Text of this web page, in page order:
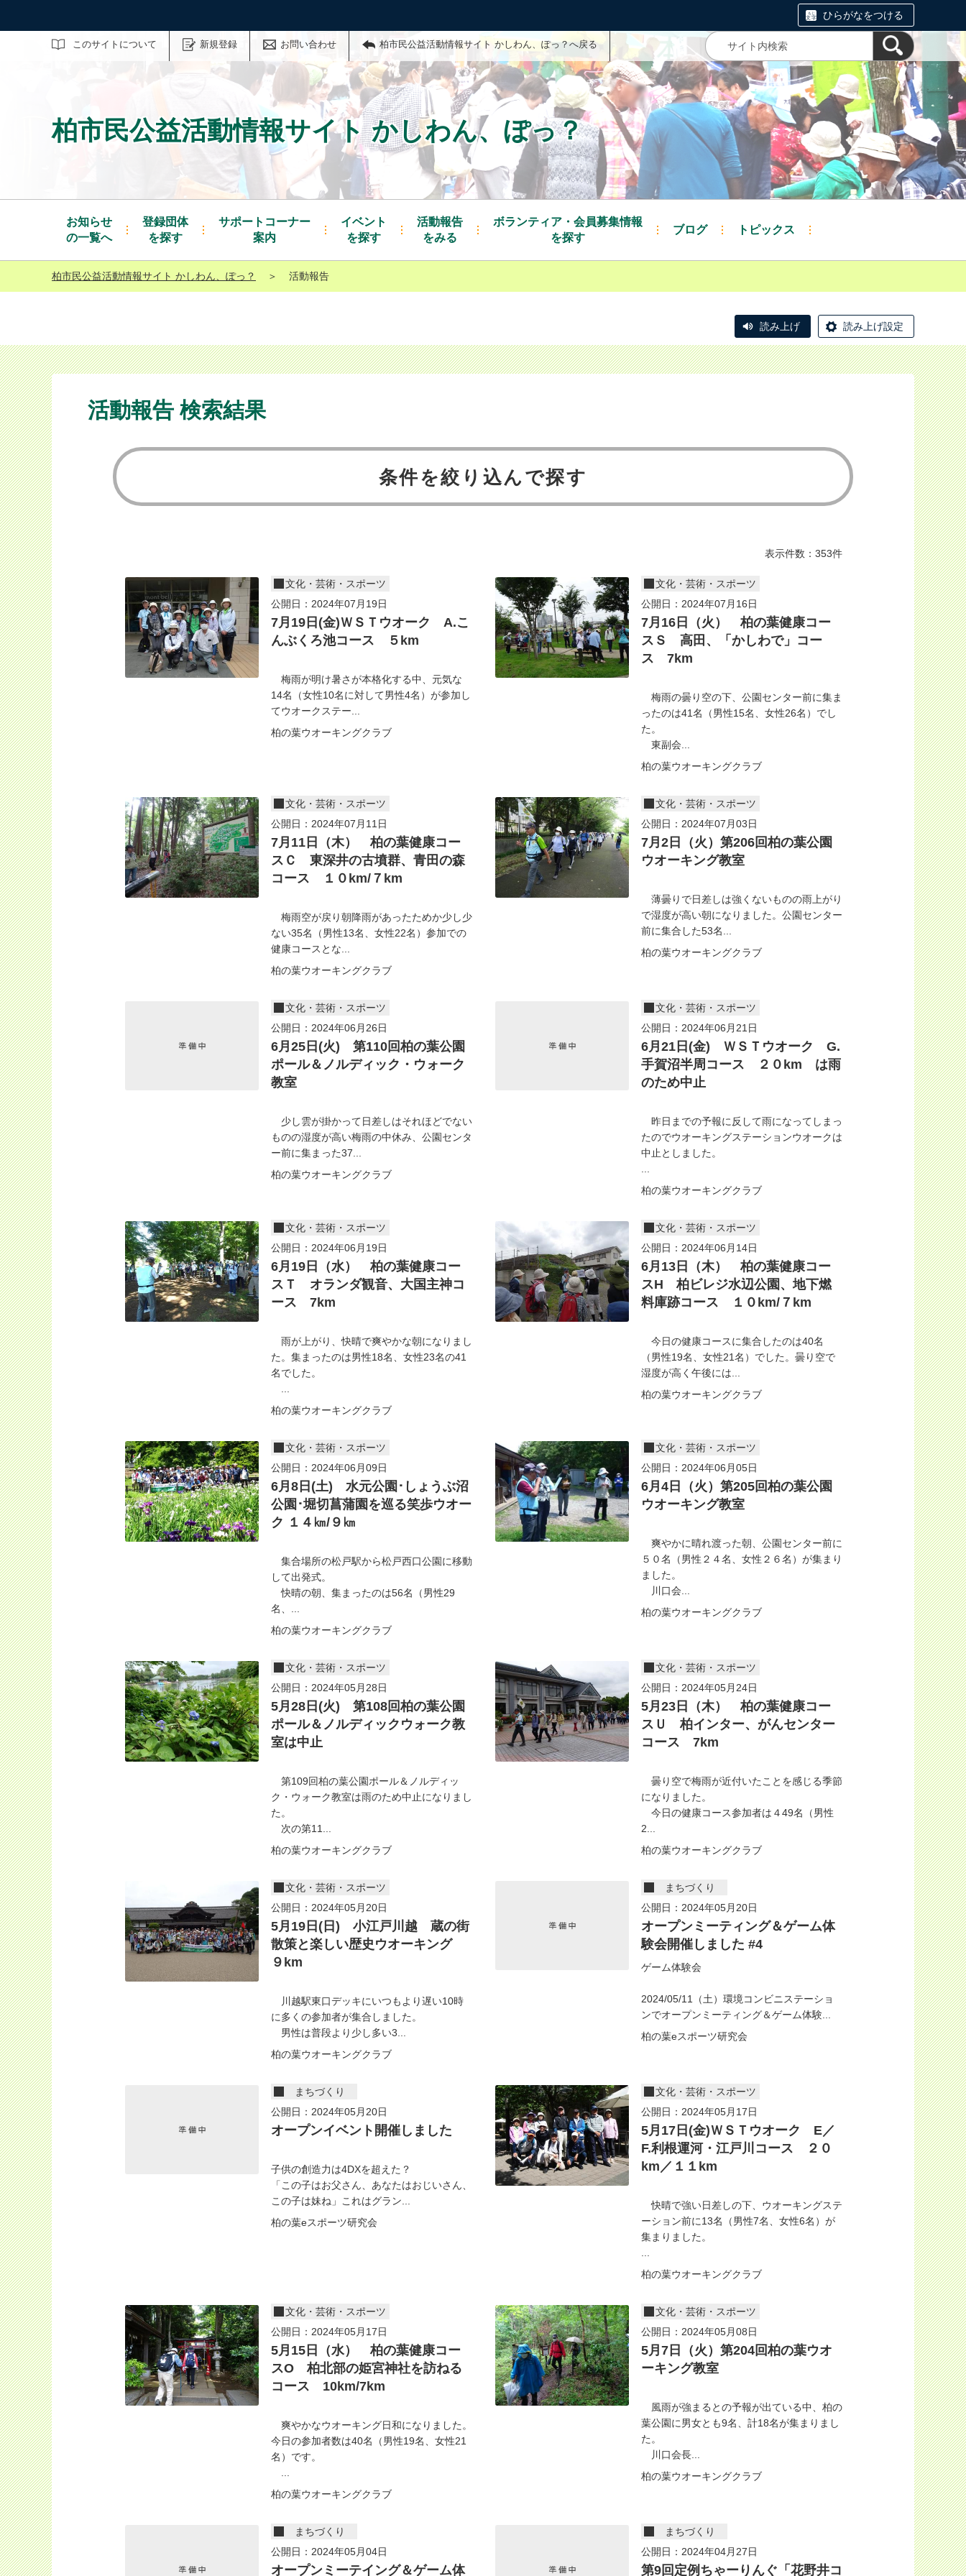
ひらがなをつける
このサイトについて 新規登録 お問い合わせ 柏市民公益活動情報サイト かしわん、ぽっ？へ戻る
サイト内検索
柏市民公益活動情報サイト かしわん、ぽっ？
お知らせ
の一覧へ
登録団体
を探す
サポートコーナー
案内
イベント
を探す
活動報告
をみる
ボランティア・会員募集情報
を探す
ブログ トピックス
柏市民公益活動情報サイト かしわん、ぽっ？ ＞ 活動報告
読み上げ 読み上げ設定
活動報告 検索結果
条件を絞り込んで探す
表示件数：353件
文化・芸術・スポーツ
公開日：2024年07月19日
7月19日(金)ＷＳＴウオーク A.こ
んぶくろ池コース ５km
梅雨が明け暑さが本格化する中、元気な
14名（女性10名に対して男性4名）が参加し
てウオークステー...
柏の葉ウオーキングクラブ
文化・芸術・スポーツ
公開日：2024年07月16日
7月16日（火） 柏の葉健康コー
スＳ 高田、「かしわで」コー
ス 7km
梅雨の曇り空の下、公園センター前に集ま
ったのは41名（男性15名、女性26名）でし
た。
東副会...
柏の葉ウオーキングクラブ
文化・芸術・スポーツ
公開日：2024年07月11日
7月11日（木） 柏の葉健康コー
スＣ 東深井の古墳群、青田の森
コース １０km/７km
梅雨空が戻り朝降雨があったためか少し少
ない35名（男性13名、女性22名）参加での
健康コースとな...
柏の葉ウオーキングクラブ
文化・芸術・スポーツ
公開日：2024年07月03日
7月2日（火）第206回柏の葉公園
ウオーキング教室
薄曇りで日差しは強くないものの雨上がり
で湿度が高い朝になりました。公園センター
前に集合した53名...
柏の葉ウオーキングクラブ
文化・芸術・スポーツ
公開日：2024年06月26日
6月25日(火) 第110回柏の葉公園
ポール＆ノルディック・ウォーク
教室
少し雲が掛かって日差しはそれほどでない
ものの湿度が高い梅雨の中休み、公園センタ
ー前に集まった37...
柏の葉ウオーキングクラブ
文化・芸術・スポーツ
公開日：2024年06月21日
6月21日(金) ＷＳＴウオーク G.
手賀沼半周コース ２０km は雨
のため中止
昨日までの予報に反して雨になってしまっ
たのでウオーキングステーションウオークは
中止としました。
柏の葉ウオーキングクラブ
文化・芸術・スポーツ
公開日：2024年06月19日
6月19日（水） 柏の葉健康コー
スＴ オランダ観音、大国主神コ
ース 7km
雨が上がり、快晴で爽やかな朝になりまし
た。集まったのは男性18名、女性23名の41
名でした。
柏の葉ウオーキングクラブ
文化・芸術・スポーツ
公開日：2024年06月14日
6月13日（木） 柏の葉健康コー
スH 柏ビレジ水辺公園、地下燃
料庫跡コース １０km/７km
今日の健康コースに集合したのは40名
（男性19名、女性21名）でした。曇り空で
湿度が高く午後には...
柏の葉ウオーキングクラブ
文化・芸術・スポーツ
公開日：2024年06月09日
6月8日(土) 水元公園･しょうぶ沼
公園･堀切菖蒲園を巡る笑歩ウオー
ク １４㎞/９㎞
集合場所の松戸駅から松戸西口公園に移動
して出発式。
快晴の朝、集まったのは56名（男性29
名、...
柏の葉ウオーキングクラブ
文化・芸術・スポーツ
公開日：2024年06月05日
6月4日（火）第205回柏の葉公園
ウオーキング教室
爽やかに晴れ渡った朝、公園センター前に
５０名（男性２４名、女性２６名）が集まり
ました。
川口会...
柏の葉ウオーキングクラブ
文化・芸術・スポーツ
公開日：2024年05月28日
5月28日(火) 第108回柏の葉公園
ポール＆ノルディックウォーク教
室は中止
第109回柏の葉公園ポール＆ノルディッ
ク・ウォーク教室は雨のため中止になりまし
た。
次の第11...
柏の葉ウオーキングクラブ
文化・芸術・スポーツ
公開日：2024年05月24日
5月23日（木） 柏の葉健康コー
スＵ 柏インター、がんセンター
コース 7km
曇り空で梅雨が近付いたことを感じる季節
になりました。
今日の健康コース参加者は４49名（男性
2...
柏の葉ウオーキングクラブ
文化・芸術・スポーツ
公開日：2024年05月20日
5月19日(日) 小江戸川越 蔵の街
散策と楽しい歴史ウオーキング
９km
川越駅東口デッキにいつもより遅い10時
に多くの参加者が集合しました。
男性は普段より少し多い3...
柏の葉ウオーキングクラブ
まちづくり
公開日：2024年05月20日
オープンミーティング＆ゲーム体
験会開催しました #4
ゲーム体験会
2024/05/11（土）環境コンビニステーショ
ンでオープンミーティング＆ゲーム体験...
柏の葉eスポーツ研究会
まちづくり
公開日：2024年05月20日
オープンイベント開催しました
子供の創造力は4DXを超えた？
「この子はお父さん、あなたはおじいさん、
この子は妹ね」これはグラン...
柏の葉eスポーツ研究会
文化・芸術・スポーツ
公開日：2024年05月17日
5月17日(金)ＷＳＴウオーク E／
F.利根運河・江戸川コース ２０
km／１１km
快晴で強い日差しの下、ウオーキングステ
ーション前に13名（男性7名、女性6名）が
集まりました。
柏の葉ウオーキングクラブ
文化・芸術・スポーツ
公開日：2024年05月17日
5月15日（水） 柏の葉健康コー
スO 柏北部の姫宮神社を訪ねる
コース 10km/7km
爽やかなウオーキング日和になりました。
今日の参加者数は40名（男性19名、女性21
名）です。
柏の葉ウオーキングクラブ
文化・芸術・スポーツ
公開日：2024年05月08日
5月7日（火）第204回柏の葉ウオ
ーキング教室
風雨が強まるとの予報が出ている中、柏の
葉公園に男女とも9名、計18名が集まりまし
た。
川口会長...
柏の葉ウオーキングクラブ
まちづくり
公開日：2024年05月04日
オープンミーテイング＆ゲーム体
まちづくり
公開日：2024年04月27日
第9回定例ちゃーりんぐ「花野井コ